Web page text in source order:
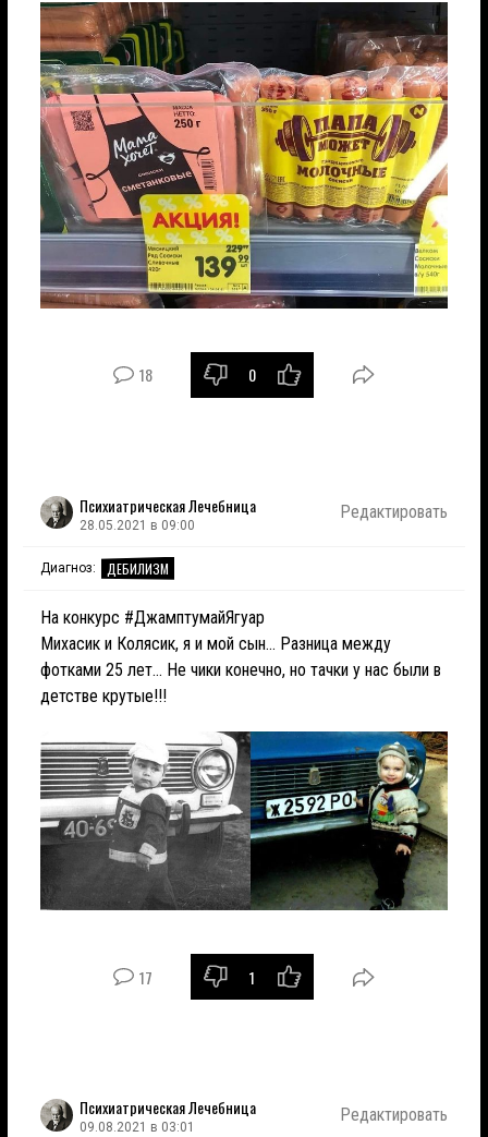
18 0
Психиатрическая Лечебница
28.05.2021 в 09:00
Редактировать
Диагноз: ДЕБИЛИЗМ
На конкурс #ДжамптумайЯгуар
Михасик и Колясик, я и мой сын... Разница между
фотками 25 лет... Не чики конечно, но тачки у нас были в
детстве крутые!!!
17 1
Психиатрическая Лечебница
09.08.2021 в 03:01
Редактировать